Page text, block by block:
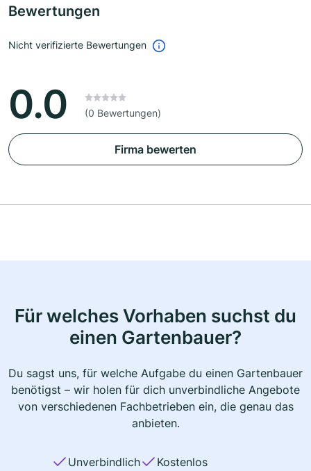
Bewertungen
Nicht verifizierte Bewertungen
0.0 (0 Bewertungen)
Firma bewerten
Für welches Vorhaben suchst du
einen Gartenbauer?
Du sagst uns, für welche Aufgabe du einen Gartenbauer
benötigst – wir holen für dich unverbindliche Angebote
von verschiedenen Fachbetrieben ein, die genau das
anbieten.
Unverbindlich
Kostenlos